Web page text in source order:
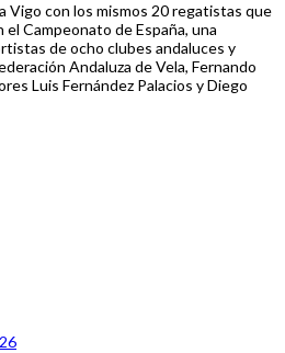
Vigo con los mismos 20 regatistas que
Campeonato de España, una
de ocho clubes andaluces y
Andaluza de Vela, Fernando
Luis Fernández Palacios y Diego